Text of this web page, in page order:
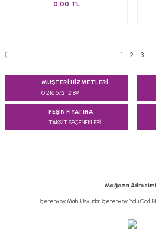
0,00 TL
1 2 3
MÜŞTERİ HİZMETLERİ
0 216 572 12 89
PEŞİN FİYATINA
TAKSİT SEÇENEKLERİ
Mağaza
İçerenköy Mah. Üsküdar İçerenköy Yolu Cad.